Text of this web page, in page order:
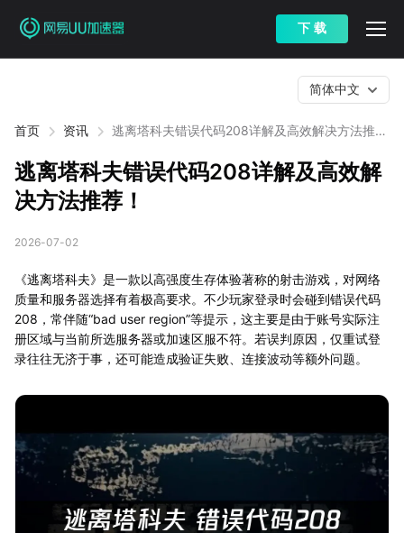
下 载
首页 资讯
逃离塔科夫错误代码208详解及高效解决方法推
简体中文
逃离塔科夫错误代码208详解及高效解
决方法推荐！
2026-07-02
《逃离塔科夫》是一款以高强度生存体验著称的射击游戏，对网络
质量和服务器选择有着极高要求。不少玩家登录时会碰到错误代码
208，常伴随“bad user region”等提示，这主要是由于账号实际注
册区域与当前所选服务器或加速区服不符。若误判原因，仅重试登
录往往无济于事，还可能造成验证失败、连接波动等额外问题。